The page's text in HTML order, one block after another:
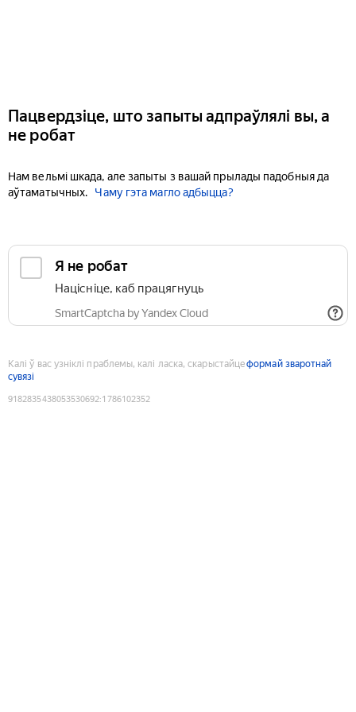
Пацвердзіце, што запыты адпраўлялі вы, а
не робат
Нам вельмі шкада, але запыты з вашай прылады падобныя да
аўтаматычных.
Чаму гэта магло адбыцца?
Я не робат
Націсніце, каб працягнуць
SmartCaptcha by Yandex Cloud
Калі ў вас узніклі праблемы, калі ласка, скарыстайцеформай зваротнай
сувязі
9182835438053530692:1786102352